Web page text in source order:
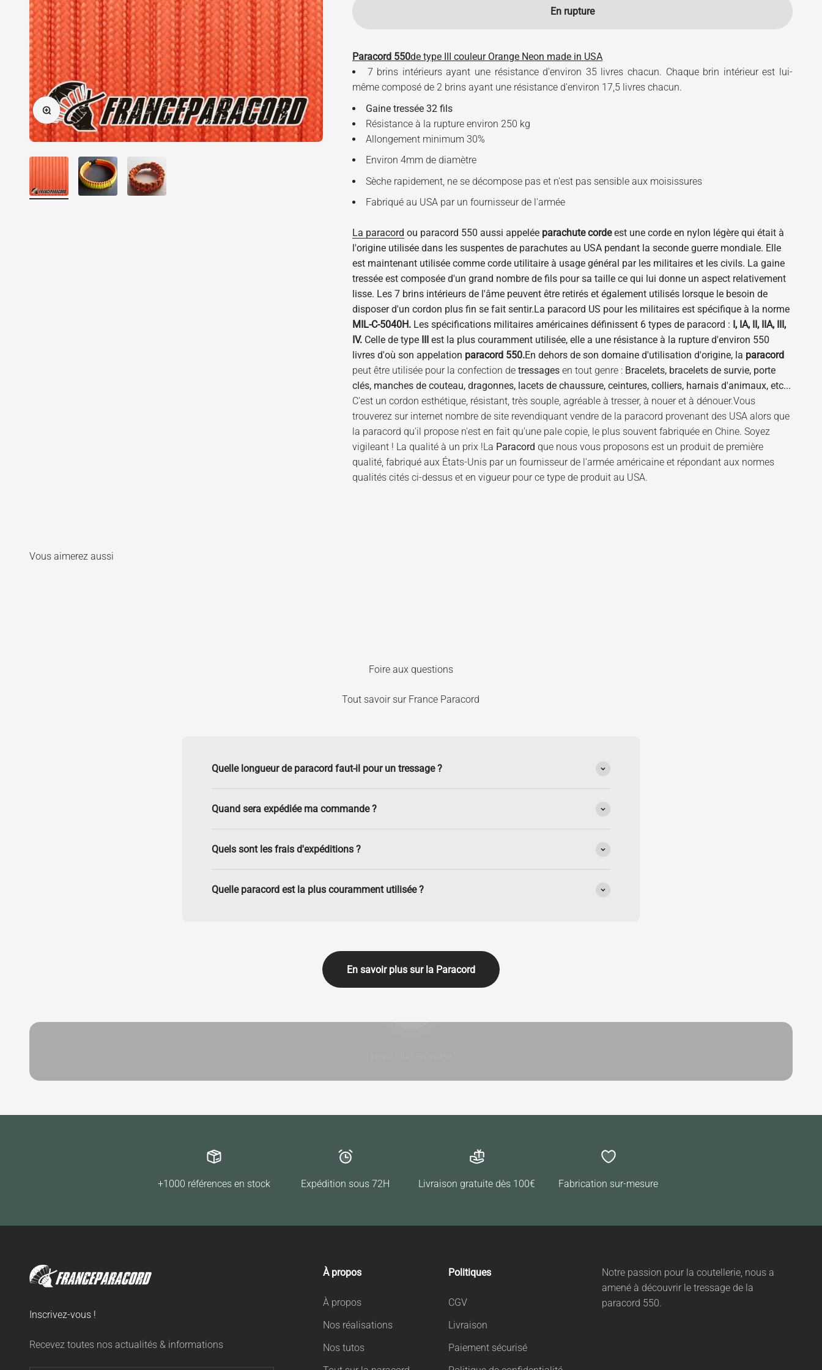
Zoomer sur l'image
En rupture
Paracord 550de type III couleur Orange Neon made in USA
7 brins intérieurs ayant une résistance d'environ 35 livres chacun. Chaque brin intérieur est lui-
même composé de 2 brins ayant une résistance d'environ 17,5 livres chacun.
Gaine tressée 32 fils
Résistance à la rupture environ 250 kg
Allongement minimum 30%
Environ 4mm de diamètre
Sèche rapidement, ne se décompose pas et n'est pas sensible aux moisissures
Fabriqué au USA par un fournisseur de l'armée
La paracord ou paracord 550 aussi appelée parachute cordeest une corde en nylon légère qui était à
l'origine utilisée dans les suspentes de parachutes au USA pendant la seconde guerre mondiale. Elle
est maintenant utilisée comme corde utilitaire à usage général par les militaires et les civils. La gaine
tressée est composée d'un grand nombre de fils pour sa taille ce qui lui donne un aspect relativement
lisse. Les 7 brins intérieurs de l'âme peuvent être retirés et également utilisés lorsque le besoin de
disposer d'un cordon plus fin se fait sentir.La paracord US pour les militaires est spécifique à la norme
MIL-C-5040H. Les spécifications militaires américaines définissent 6 types de paracord : I, IA, II, IIA, III,
IV. Celle de type
est la plus couramment utilisée, elle a une résistance à la rupture d'environ 550
livres d'où son appelation paracord 550.En dehors de son domaine d'utilisation d'origine, la paracord
peut être utilisée pour la confection de tressages en tout genre : Bracelets, bracelets de survie, porte
clés, manches de couteau, dragonnes, lacets de chaussure, ceintures, colliers, harnais d'animaux, etc...
C'est un cordon esthétique, résistant, très souple, agréable à tresser, à nouer et à dénouer.Vous
trouverez sur internet nombre de site revendiquant vendre de la paracord provenant des USA alors que
la paracord qu'il propose n'est en fait qu'une pale copie, le plus souvent fabriquée en Chine. Soyez
vigileant ! La qualité à un prix !La Paracord que nous vous proposons est un produit de première
qualité, fabriqué aux États-Unis par un fournisseur de l'armée américaine et répondant aux normes
qualités cités ci-dessus et en vigueur pour ce type de produit au USA.
Foire aux questions
Tout savoir sur France Paracord
Quelle longueur de paracord faut-il pour un tressage ?
Quand sera expédiée ma commande ?
Quels sont les frais d'expéditions ?
Quelle paracord est la plus couramment utilisée ?
En savoir plus sur la Paracord
Lancer la video
+1000 références en stock Expédition sous 72H Livraison gratuite dès 100€ Fabrication sur-mesure
Inscrivez-vous !
Recevez toutes nos actualités & informations
À propos
À propos
Nos réalisations
Nos tutos
Politiques
CGV
Livraison
Paiement sécurisé
Notre passion pour la coutellerie, nous a
amené à découvrir le tressage de la
paracord 550.